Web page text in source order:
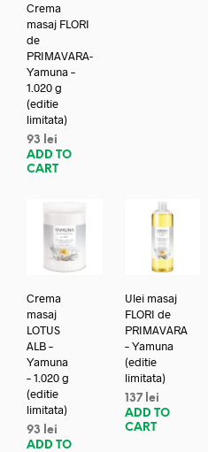
Crema
masaj FLORI
de
PRIMAVARA-
Yamuna –
1.020 g
(editie
limitata)
93
lei
ADD TO
CART
Crema
masaj
LOTUS
ALB –
Yamuna
– 1.020 g
(editie
limitata)
93
lei
ADD TO
Ulei masaj
FLORI de
PRIMAVARA
– Yamuna
(editie
limitata)
137 lei
ADD TO
CART